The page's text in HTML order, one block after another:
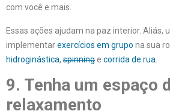
com você e mais.
Essas ações ajudam na paz interior. Aliás,
implementarexercícios em grupo na sua
hidroginástica, spinninge corrida de rua
9. Tenha um espaço
relaxamento